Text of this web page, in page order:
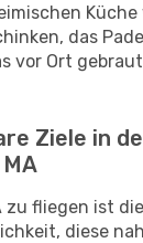
Küche
das
vor Ort
Ziele in
zu fliegen ist
diese